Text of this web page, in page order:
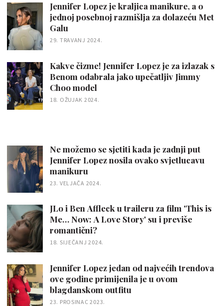
Jennifer Lopez je kraljica manikure, a o
jednoj posebnoj razmišlja za dolazeću Met
Galu
29. TRAVANJ 2024.
Kakve čizme! Jennifer Lopez je za izlazak s
Benom odabrala jako upečatljiv Jimmy
Choo model
18. OŽUJAK 2024.
Ne možemo se sjetiti kada je zadnji put
Jennifer Lopez nosila ovako svjetlucavu
manikuru
23. VELJAČA 2024.
JLo i Ben Affleck u traileru za film 'This is
Me… Now: A Love Story' su i previše
romantični?
18. SIJEČANJ 2024.
Jennifer Lopez jedan od najvećih trendova
ove godine primijenila je u ovom
blagdanskom outfitu
23. PROSINAC 2023.